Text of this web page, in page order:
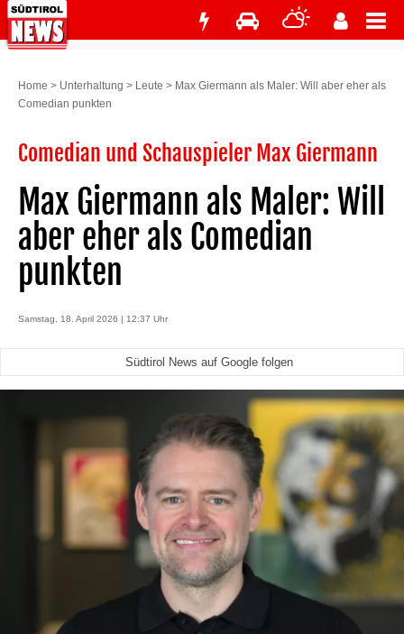
Home > Unterhaltung > Leute > Max Giermann als Maler: Will aber eher als
Comedian punkten
Comedian und Schauspieler Max Giermann
Max Giermann als Maler: Will
aber eher als Comedian
punkten
Samstag, 18. April 2026 | 12:37 Uhr
Südtirol News auf Google folgen